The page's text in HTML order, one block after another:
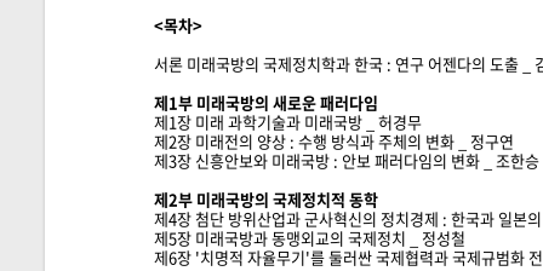
<목차>
서론 미래국방의 국제정치학과 한국 : 연구 어젠다의 도출 _
제1부 미래국방의 새로운 패러다임
제1장 미래 과학기술과 미래국방 _ 허경무
제2장 미래전의 양상 : 수행 방식과 주체의 변화 _ 정구연
제3장 신흥안보와 미래국방 : 안보 패러다임의 변화 _ 조한승
제2부 미래국방의 국제정치적 동학
제4장 첨단 방위산업과 군사혁신의 정치경제 : 한국과 일본
제5장 미래국방과 동맹외교의 국제정치 _ 정성철
제6장 '치명적 자율무기'를 둘러싼 국제협력과 국제규범화